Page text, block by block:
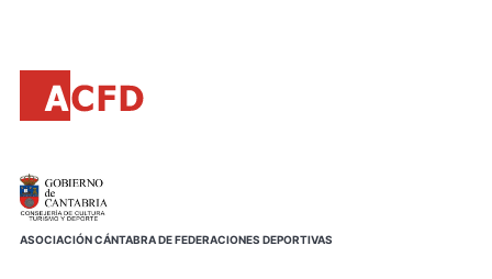
contenido
principal
ASOCIACIÓN CÁNTABRA DE FEDERACIONES DEPORTIVAS